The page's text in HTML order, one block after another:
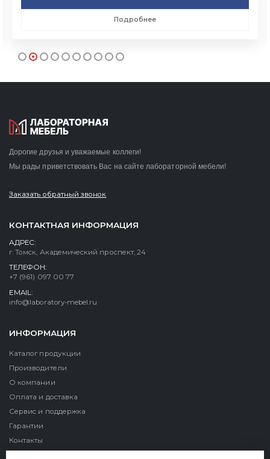
Подробнее
Дорогие друзья и уважаемые коллеги!
Мы рады приветствовать Вас на сайте лабораторной мебели!
Заказать обратный звонок
КОНТАКТНАЯ ИНФОРМАЦИЯ
АДРЕС:
г. Томск, Академический проспект, 24
ТЕЛЕФОН:
+7 (961) 097 00 77
EMAIL:
info@laboratory-mebel.ru
ИНФОРМАЦИЯ
Каталог продукции
Производители
О компании
Оплата и доставка
Сервис и поддержка
Гарантии
Контакты